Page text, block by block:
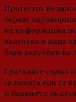
Протестот ќе
бараат
на информации
вклучува и лица
биле вклучени во
Граѓаните силно
за лицата кои се
и барањето за